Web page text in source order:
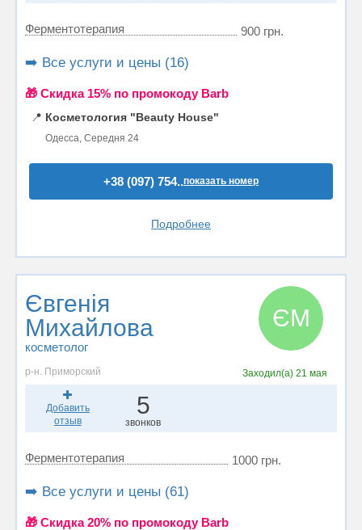
Ферментотерапия 900 грн.
➡️ Все услуги и цены (16)
🎁 Cкидка 15% по промокоду Barb
📍 Косметология "Beauty House"
Одесса, Середня 24
+38 (097) 754..показать номер
Подробнее
Євгенія
Михайлова
косметолог
ЄМ
р-н. Приморский Заходил(а)21 мая
Добавить
отзыв
5
звонков
Ферментотерапия 1000 грн.
➡️ Все услуги и цены (61)
🎁 Cкидка 20% по промокоду Barb